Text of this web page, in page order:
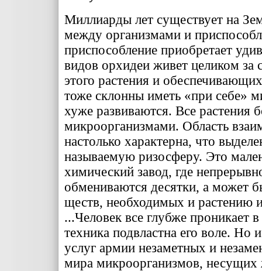
Миллиарды лет существует на
между организма­ми и
приспособление приобретает
видов ор­хидеи живет целиком
этого растения и
тоже склонны иметь «при себе»
хуже раз­виваются. Все растения
микроорганизмами. Область
настолько характерна, что
называемую ри­зосферу. Это
химический завод, где
обме­ниваются десятки, а может
ществ, необходимых и растению
...Человек все глубже
техника подвластна его во­ле.
услуг армии незаметных и
мира микроорганизмов, несущих